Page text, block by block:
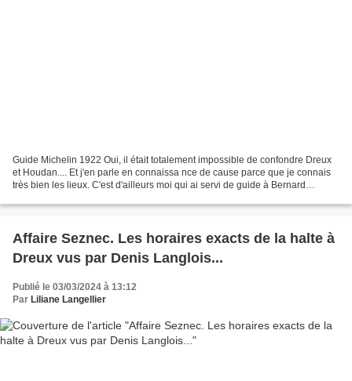
Guide Michelin 1922 Oui, il était totalement impossible de confondre Dreux
et Houdan.... Et j'en parle en connaissa nce de cause parce que je connais
très bien les lieux. C'est d'ailleurs moi qui ai servi de guide à Bernard
Affaire Seznec. Les horaires exacts de la halte à
Dreux vus par Denis Langlois...
Publié le 03/03/2024 à 13:12
Par Liliane Langellier